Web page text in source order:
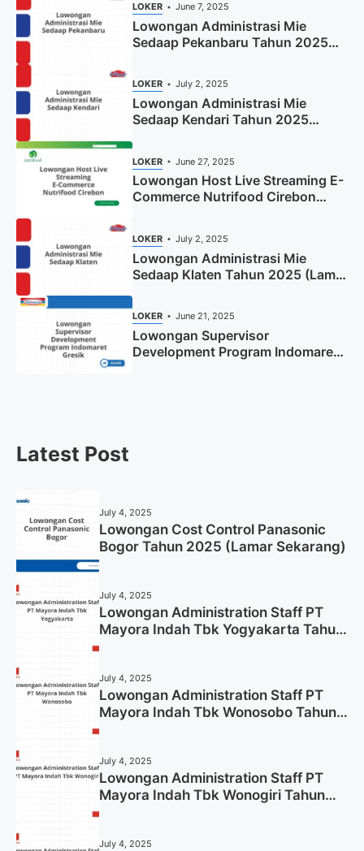
LOKER June 7, 2025
Lowongan Administrasi Mie
Sedaap Pekanbaru Tahun 2025
LOKER July 2, 2025
Lowongan Administrasi Mie
Sedaap Kendari Tahun 2025
LOKER June 27, 2025
Lowongan Host Live Streaming E-
Commerce Nutrifood Cirebon
LOKER July 2, 2025
Lowongan Administrasi Mie
Sedaap Klaten Tahun 2025 (Lamar
LOKER June 21, 2025
Lowongan Supervisor
Development Program Indomaret
Latest Post
July 4, 2025
Lowongan Cost Control Panasonic
Bogor Tahun 2025 (Lamar Sekarang)
July 4, 2025
Lowongan Administration Staff PT
Mayora Indah Tbk Yogyakarta Tahun
July 4, 2025
Lowongan Administration Staff PT
Mayora Indah Tbk Wonosobo Tahun
July 4, 2025
Lowongan Administration Staff PT
Mayora Indah Tbk Wonogiri Tahun
July 4, 2025